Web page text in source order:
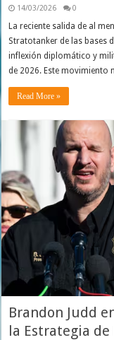
14/03/2026 0
La reciente salida de al
Stratotanker de las bases
inflexión diplomático y
de 2026. Este movimiento
Read More »
Brandon Judd
la Estrategia de